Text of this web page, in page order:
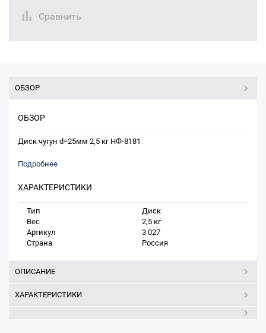
Сравнить
ОБЗОР
ОБЗОР
Диск чугун d=25мм 2,5 кг НФ-8181
Подробнее
ХАРАКТЕРИСТИКИ
Тип
Диск
Вес
2,5 кг
Артикул
3 027
Страна
Россия
ОПИСАНИЕ
ХАРАКТЕРИСТИКИ